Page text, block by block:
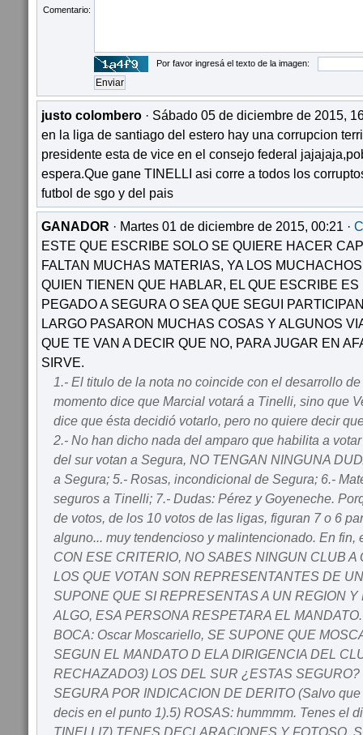
Comentario:
Por favor ingresá el texto de la imagen:
justo colombero · Sábado 05 de diciembre de 2015,
en la liga de santiago del estero hay una corrupcion
presidente esta de vice en el consejo federal
espera.Que gane TINELLI asi corre a todos los
futbol de sgo y del pais
GANADOR · Martes 01 de diciembre de 2015, 00:21 ·
ESTE QUE ESCRIBE SOLO SE QUIERE HACER
FALTAN MUCHAS MATERIAS, YA LOS
QUIEN TIENEN QUE HABLAR, EL QUE ESCRIBE
PEGADO A SEGURA O SEA QUE SEGUI
LARGO PASARON MUCHAS COSAS Y ALGUNOS
QUE TE VAN A DECIR QUE NO, PARA JUGAR EN
SIRVE.
1.- El titulo de la nota no coincide con el desarrollo
momento dice que Marcial votará a Tinelli, sino que
dice que ésta decidió votarlo, pero no quiere decir
2.- No han dicho nada del amparo que habilita a
del sur votan a Segura, NO TENGAN NINGUNA
a Segura; 5.- Rosas, incondicional de Segura; 6.-
seguros a Tinelli; 7.- Dudas: Pérez y Goyeneche.
de votos, de los 10 votos de las ligas, figuran 7 o 6
alguno... muy tendencioso y malintencionado. En fin,
CON ESE CRITERIO, NO SABES NINGUN CLUB A
LOS QUE VOTAN SON REPRESENTANTES DE
SUPONE QUE SI REPRESENTAS A UN REGION Y
ALGO, ESA PERSONA RESPETARA EL
BOCA: Oscar Moscariello, SE SUPONE QUE
SEGUN EL MANDATO D ELA DIRIGENCIA DEL
RECHAZADO3) LOS DEL SUR ¿ESTAS
SEGURA POR INDICACION DE DERITO (Salvo
decis en el punto 1).5) ROSAS: hummmm. Tenes el
TINELLI7) TENES DECLARACIONES Y FOTOSO,